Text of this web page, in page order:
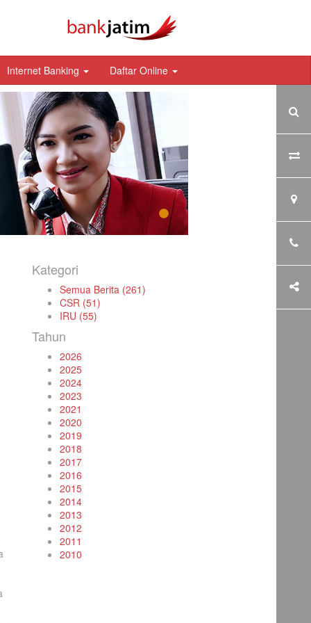
Internet Banking Daftar Online
Kategori
Semua Berita (261)
CSR (51)
IRU (55)
Tahun
2026
2025
2024
2023
2021
2020
2019
2018
2017
2016
2015
2014
2013
2012
2011
2010